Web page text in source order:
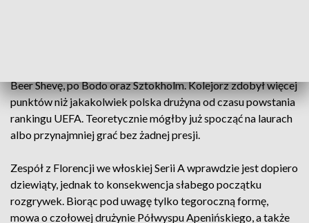
Beer Shevę, po Bodo oraz Sztokholm. Kolejorz zdobył więcej
punktów niż jakakolwiek polska drużyna od czasu powstania
rankingu UEFA. Teoretycznie mógłby już spocząć na laurach
albo przynajmniej grać bez żadnej presji.
Zespół z Florencji we włoskiej Serii A wprawdzie jest dopiero
dziewiąty, jednak to konsekwencja słabego początku
rozgrywek. Biorąc pod uwagę tylko tegoroczną formę,
mowa o czołowej drużynie Półwyspu Apenińskiego, a także